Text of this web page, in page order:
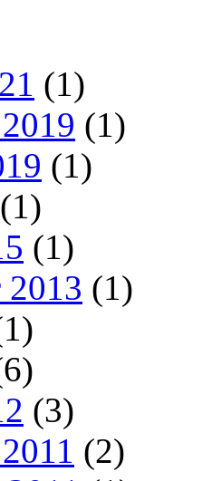
(1)
(1)
(1)
(1)
(1)
2013 (1)
(3)
(2)